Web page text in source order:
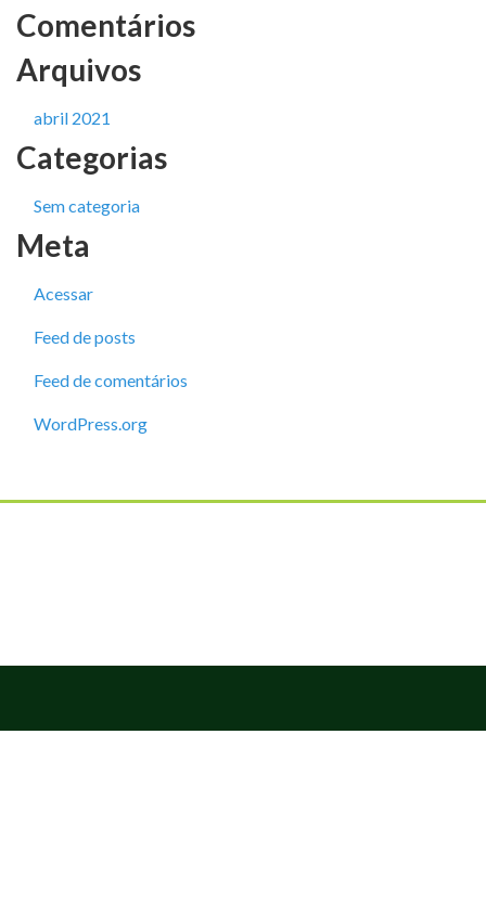
Comentários
Arquivos
abril 2021
Categorias
Sem categoria
Meta
Acessar
Feed de posts
Feed de comentários
WordPress.org